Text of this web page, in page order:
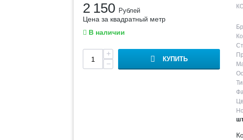
2 150 Рублей
Цена за квадратный метр
В наличии
+
−
КУПИТЬ